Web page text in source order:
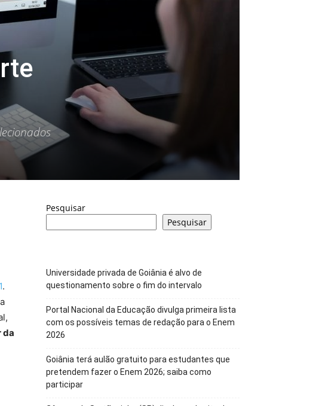
.
da
Pesquisar
Pesquisar
Universidade privada de Goiânia é alvo de
questionamento sobre o fim do intervalo
Portal Nacional da Educação divulga primeira lista
com os possíveis temas de redação para o Enem
2026
Goiânia terá aulão gratuito para estudantes que
pretendem fazer o Enem 2026; saiba como
participar